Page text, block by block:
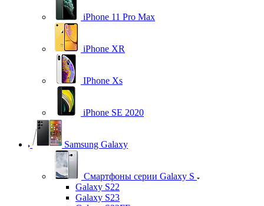
iPhone 11 Pro Max
iPhone XR
IPhone Xs
iPhone SE 2020
Samsung Galaxy
Смартфоны серии Galaxy S
Galaxy S22
Galaxy S23